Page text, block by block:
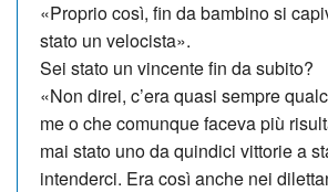
«Proprio così, fin da bambino si
stato un velocista».
Sei stato un vincente fin da subito?
«Non direi, c’era quasi sempre
me o che comunque fa­ceva più
mai stato uno da quindici vittorie a
intenderci. Era così anche nei